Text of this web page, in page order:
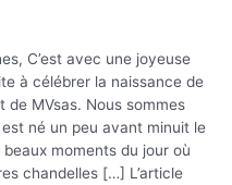
C’est avec une joyeuse
à célébrer la naissance de
MVsas. Nous sommes
est né un peu avant minuit le
moments du jour où
chandelles […] L’article